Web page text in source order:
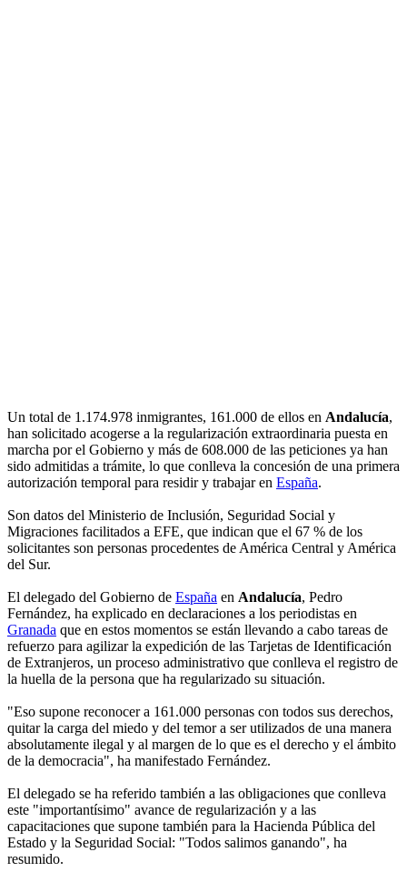
Un total de 1.174.978 inmigrantes, 161.000 de ellos en Andalucía,
han solicitado acogerse a la regularización extraordinaria puesta en
marcha por el Gobierno y más de 608.000 de las peticiones ya han
sido admitidas a trámite, lo que conlleva la concesión de una primera
autorización temporal para residir y trabajar en España.
Son datos del Ministerio de Inclusión, Seguridad Social y
Migraciones facilitados a EFE, que indican que el 67 % de los
solicitantes son personas procedentes de América Central y América
del Sur.
El delegado del Gobierno de España en Andalucía, Pedro
Fernández, ha explicado en declaraciones a los periodistas en
Granada que en estos momentos se están llevando a cabo tareas de
refuerzo para agilizar la expedición de las Tarjetas de Identificación
de Extranjeros, un proceso administrativo que conlleva el registro de
la huella de la persona que ha regularizado su situación.
"Eso supone reconocer a 161.000 personas con todos sus derechos,
quitar la carga del miedo y del temor a ser utilizados de una manera
absolutamente ilegal y al margen de lo que es el derecho y el ámbito
de la democracia", ha manifestado Fernández.
El delegado se ha referido también a las obligaciones que conlleva
este "importantísimo" avance de regularización y a las
capacitaciones que supone también para la Hacienda Pública del
Estado y la Seguridad Social: "Todos salimos ganando", ha
resumido.